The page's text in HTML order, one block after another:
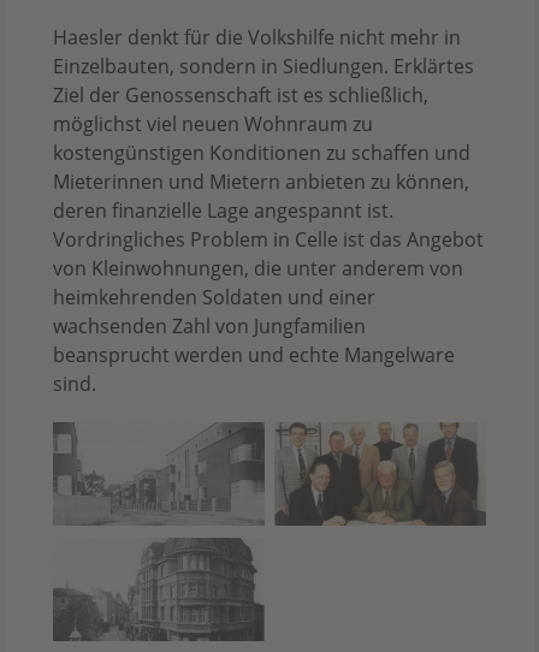
Haesler denkt für die Volkshilfe nicht mehr in
Einzelbauten, sondern in Siedlungen. Erklärtes
Ziel der Genossenschaft ist es schließlich,
möglichst viel neuen Wohnraum zu
kostengünstigen Konditionen zu schaffen und
Mieterinnen und Mietern anbieten zu können,
deren finanzielle Lage angespannt ist.
Vordringliches Problem in Celle ist das Angebot
von Kleinwohnungen, die unter anderem von
heimkehrenden Soldaten und einer
wachsenden Zahl von Jungfamilien
beansprucht werden und echte Mangelware
sind.